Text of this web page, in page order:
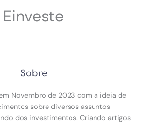
Einveste
Sobre
Novembro de 2023 com a ideia de
sobre diversos assuntos
dos investimentos. Criando artigos